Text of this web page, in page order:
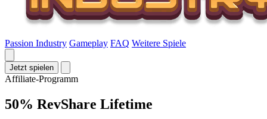
Passion Industry Gameplay FAQ Weitere Spiele
Jetzt spielen
Affiliate-Programm
50% RevShare Lifetime